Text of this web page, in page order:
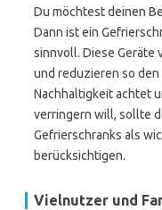
Du möchtest deinen
Dann ist ein
sinnvoll. Diese Geräte
und reduzieren so
Nachhaltigkeit achtet
verringern will, sollte
Gefrierschranks als
berücksichtigen.
Vielnutzer und